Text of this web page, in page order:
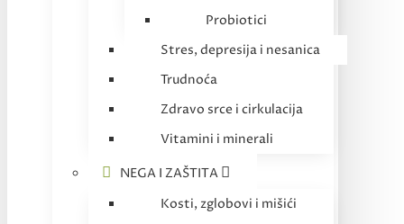
Probiotici
Stres, depresija i nesanica
Trudnoća
Zdravo srce i cirkulacija
Vitamini i minerali
NEGA I ZAŠTITA
Kosti, zglobovi i mišići